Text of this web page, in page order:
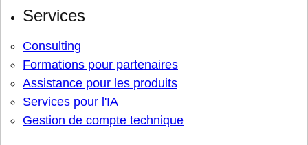
Services
Consulting
Formations pour partenaires
Assistance pour les produits
Services pour l'IA
Gestion de compte technique